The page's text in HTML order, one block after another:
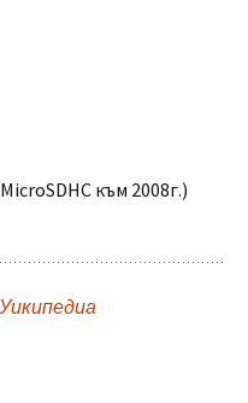
към 2008г.)
Уикипедиа